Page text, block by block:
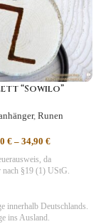
“Sowilo”
, Runen
€– 34,90 €
da
nach §19 (1) UStG.
innerhalb Deutschlands.
ins Ausland.